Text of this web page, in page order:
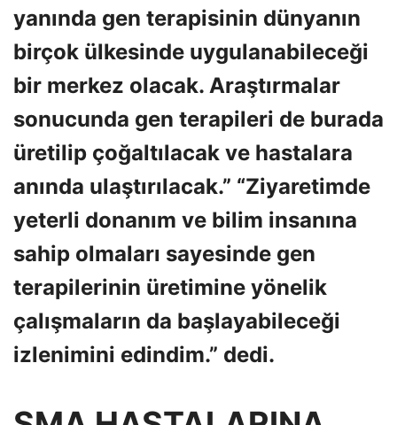
yanında gen terapisinin dünyanın
birçok ülkesinde uygulanabileceği
bir merkez olacak. Araştırmalar
sonucunda gen terapileri de burada
üretilip çoğaltılacak ve hastalara
anında ulaştırılacak.” “Ziyaretimde
yeterli donanım ve bilim insanına
sahip olmaları sayesinde gen
terapilerinin üretimine yönelik
çalışmaların da başlayabileceği
izlenimini edindim.” dedi.